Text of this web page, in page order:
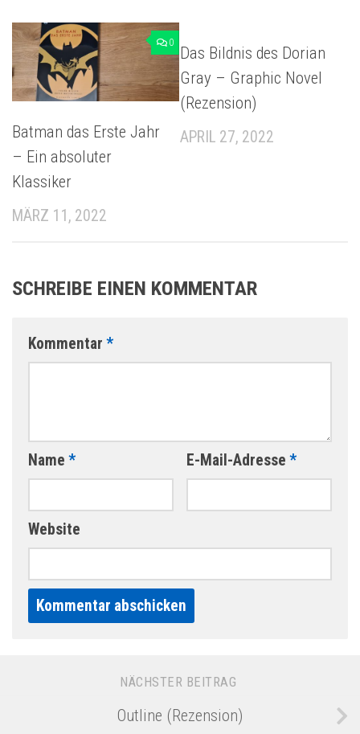
0
Batman das Erste Jahr
– Ein absoluter
Klassiker
MÄRZ 11, 2022
Das Bildnis des Dorian
Gray – Graphic Novel
(Rezension)
APRIL 27, 2022
SCHREIBE EINEN KOMMENTAR
Kommentar *
Name * E-Mail-Adresse *
Website
NÄCHSTER BEITRAG
Outline (Rezension)